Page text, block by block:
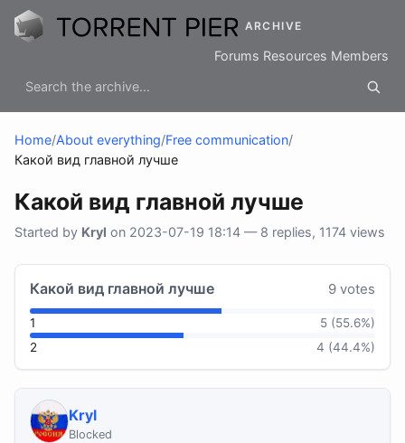
ARCHIVE
Forums Resources Members
Home/About everything/Free communication/
Какой вид главной лучше
Какой вид главной лучше
Started by Kryl on 2023-07-19 18:14 — 8 replies, 1174 views
Какой вид главной лучше 9 votes
1
5 (55.6%)
2
4 (44.4%)
Kryl
Blocked